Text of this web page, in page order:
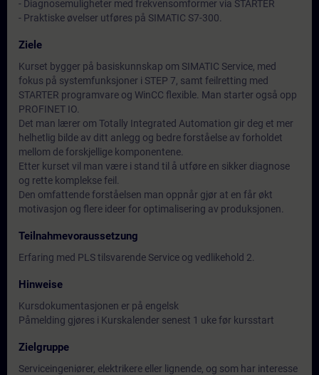
- Diagnosemuligheter med frekvensomformer via STARTER
- Praktiske øvelser utføres på SIMATIC S7-300.
Ziele
Kurset bygger på basiskunnskap om SIMATIC Service, med
fokus på systemfunksjoner i STEP 7, samt feilretting med
STARTER programvare og WinCC flexible. Man starter også opp
PROFINET IO.
Det man lærer om Totally Integrated Automation gir deg et mer
helhetlig bilde av ditt anlegg og bedre forståelse av forholdet
mellom de forskjellige komponentene.
Etter kurset vil man være i stand til å utføre en sikker diagnose
og rette komplekse feil.
Den omfattende forståelsen man oppnår gjør at en får økt
motivasjon og flere ideer for optimalisering av produksjonen.
Teilnahmevoraussetzung
Erfaring med PLS tilsvarende Service og vedlikehold 2.
Hinweise
Kursdokumentasjonen er på engelsk
Påmelding gjøres i Kurskalender senest 1 uke før kursstart
Zielgruppe
Serviceingeniører, elektrikere eller lignende, og som har interesse